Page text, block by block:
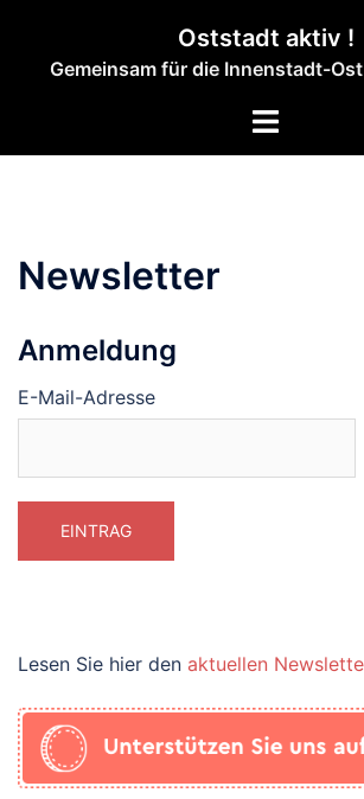
springen
Oststadt aktiv !
Gemeinsam für die Innenstadt-
Menü
Newsletter
Anmeldung
E-Mail-Adresse
Lesen Sie hier den aktuellen